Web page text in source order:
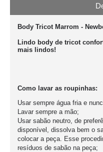
Body Tricot Marrom -
Lindo body de tricot
mais lindos!
Como lavar as roupinhas:
Usar sempre água fria e
Lavar sempre a mão;
Usar sabão neutro, de
disponível, dissolva bem o
colocar a peça. Esse
resíduos de sabão na peça;